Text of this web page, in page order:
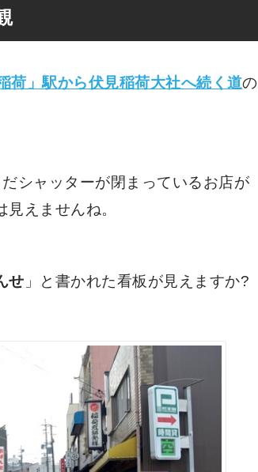
荷」駅から伏見稲荷大社へ続く道の
シャッターが閉まっているお店が
えませんね。
せ 」と書かれた看板が見えますか?